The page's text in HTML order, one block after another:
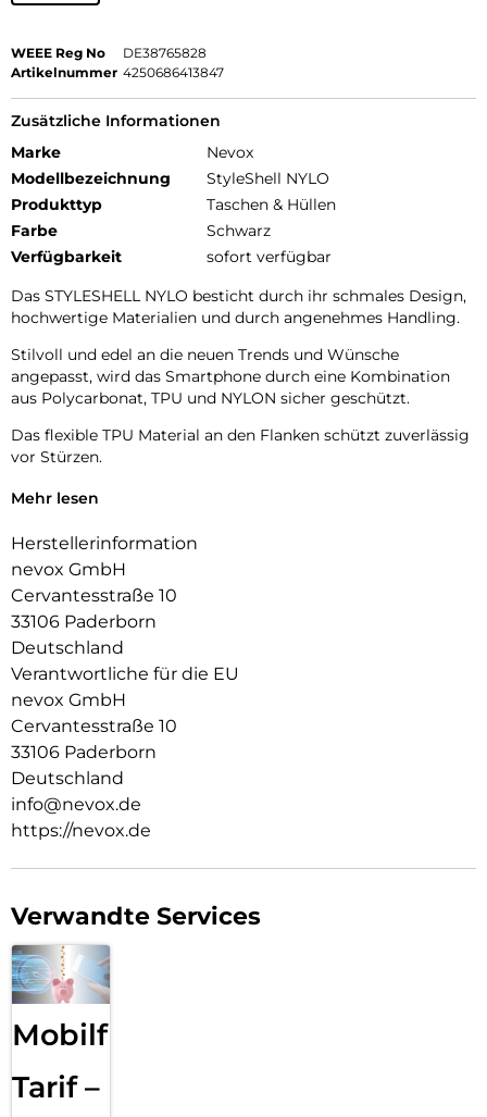
WEEE Reg No
DE38765828
Artikelnummer 4250686413847
Zusätzliche Informationen
Marke
Nevox
Modellbezeichnung
StyleShell NYLO
Produkttyp
Taschen & Hüllen
Farbe
Schwarz
Verfügbarkeit
sofort verfügbar
Das STYLESHELL NYLO besticht durch ihr schmales Design,
hochwertige Materialien und durch angenehmes Handling.
Stilvoll und edel an die neuen Trends und Wünsche
angepasst, wird das Smartphone durch eine Kombination
aus Polycarbonat, TPU und NYLON sicher geschützt.
Das flexible TPU Material an den Flanken schützt zuverlässig
vor Stürzen.
Das Display ist durch die seitlichen Flanken geschützt.
geschützt.
Die Anschlüsse, Knöpfe und Kamera bleiben voll zugänglich.
Hochwertiges Schmutzabweisendes Material und langlebige
Zusammensetzung der Materialien.
Mehr lesen
Herstellerinformation
nevox GmbH
Cervantesstraße 10
33106 Paderborn
Deutschland
Verantwortliche für die EU
nevox GmbH
Cervantesstraße 10
33106 Paderborn
Deutschland
info@nevox.de
https://nevox.de
Verwandte Services
Mobilfunk
Tarif –